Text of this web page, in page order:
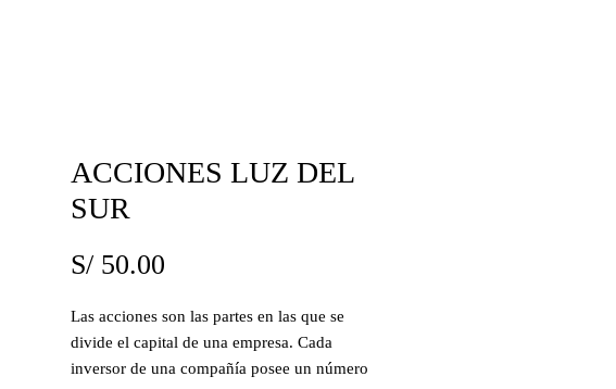
ACCIONES LUZ DEL
SUR
S/ 50.00
Las acciones son las partes en las que se
divide el capital de una empresa. Cada
inversor de una compañía posee un número